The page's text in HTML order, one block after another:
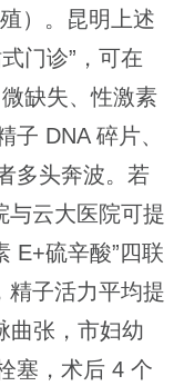
）。昆明上述
门诊”，可在
缺失、性激素
子 DNA 碎片、
多头奔波。若
与云大医院可提
E+硫辛酸”四联
精子活力平均提
曲张，市妇幼
塞，术后 4 个